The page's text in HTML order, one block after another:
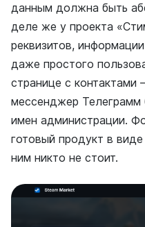
данным должна быть
деле же у проекта
реквизитов,
даже простого
странице с
мессенджер Телеграмм
имен администрации.
готовый продукт в
ним никто не стоит.